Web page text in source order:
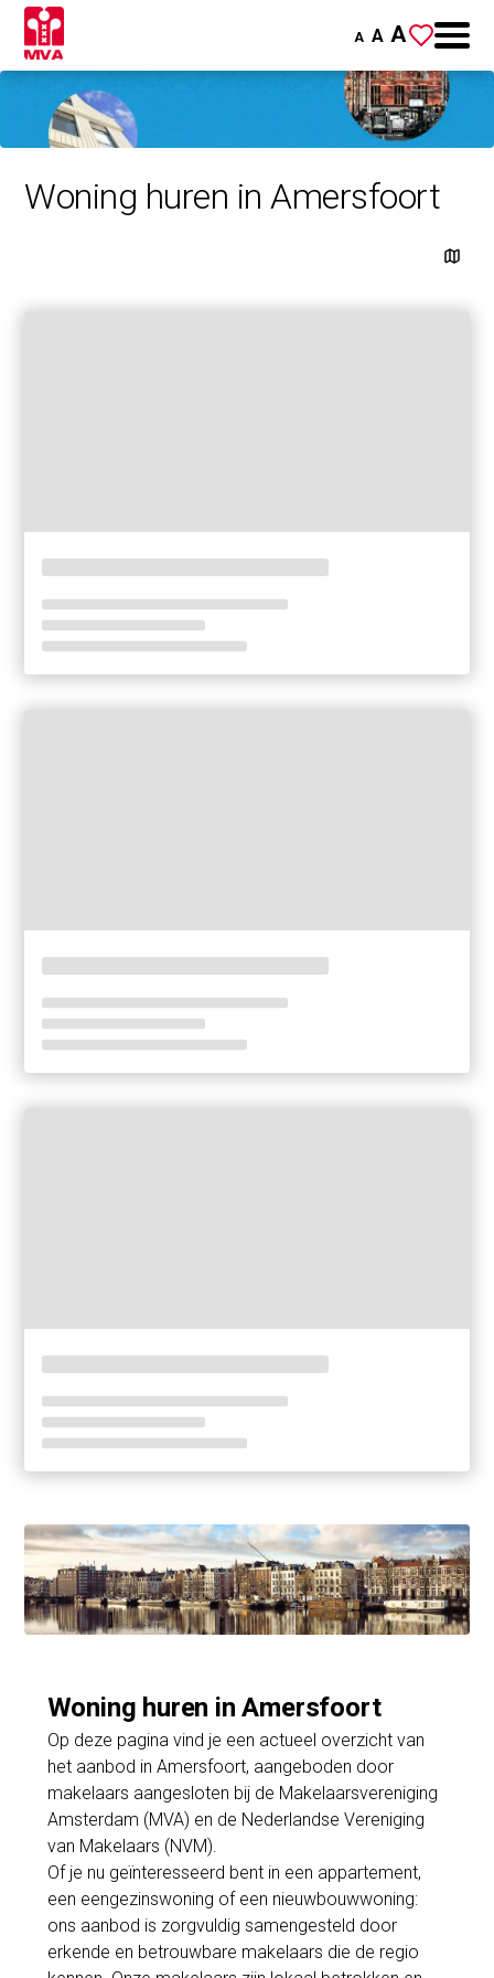
A A A
Woning huren in Amersfoort
Woning huren in Amersfoort
Op deze pagina vind je een actueel overzicht van
het aanbod in Amersfoort, aangeboden door
makelaars aangesloten bij de Makelaarsvereniging
Amsterdam (MVA) en de Nederlandse Vereniging
van Makelaars (NVM).
Of je nu geïnteresseerd bent in een appartement,
een eengezinswoning of een nieuwbouwwoning:
ons aanbod is zorgvuldig samengesteld door
erkende en betrouwbare makelaars die de regio